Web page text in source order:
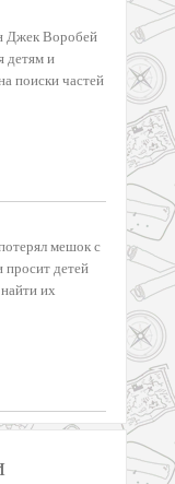
Джек Воробей
детям и
поиски частей
мешок с
просит детей
их